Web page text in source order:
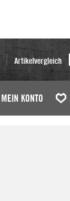
Artikelvergleich
MEIN KONTO